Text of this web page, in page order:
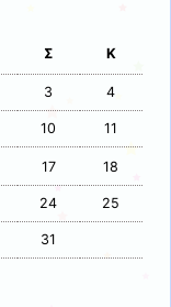
Σ Κ
3 4
10 11
17 18
24 25
31